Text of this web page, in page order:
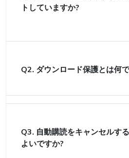
トしていますか?
Q2. ダウンロード保護とは何
Q3. 自動購読をキャンセルす
よいですか?